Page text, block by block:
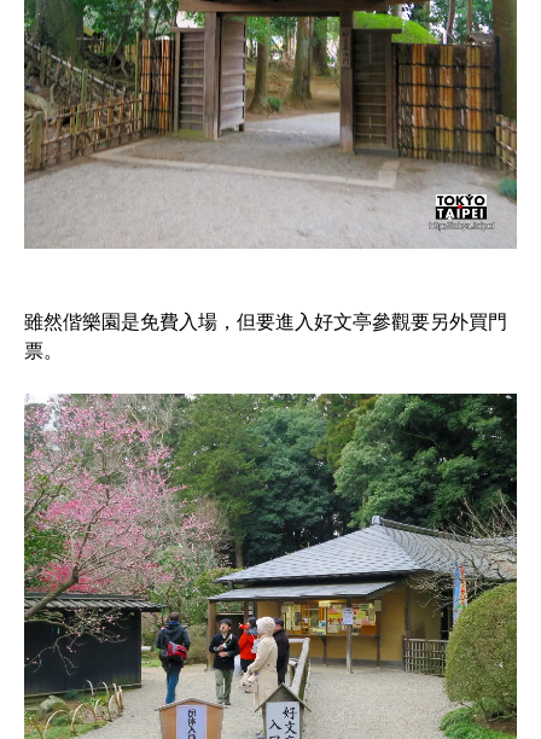
雖然偕樂園是免費入場，但要進入好文亭參觀要另外買門
票。